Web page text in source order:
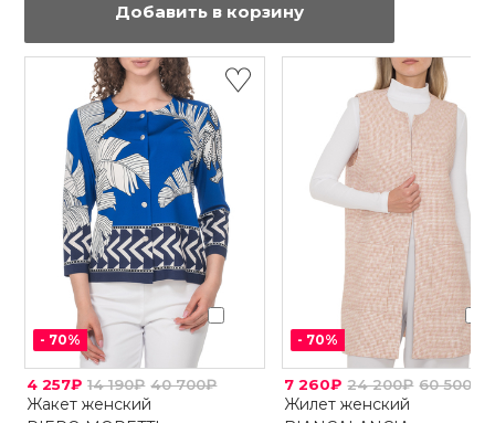
Добавить в корзину
- 70%
4 257₽ 14 190₽ 40 700₽
Жакет женский
- 70%
7 260₽ 24 200₽ 60 500₽
Жилет женский